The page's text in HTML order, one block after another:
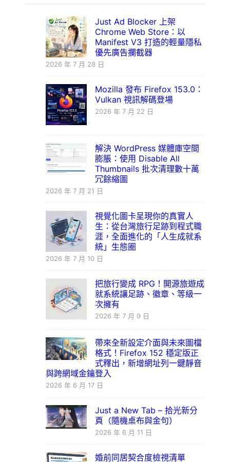
Just Ad Blocker 上架
Chrome Web Store：以
Manifest V3 打造的輕量隱私
優先廣告攔截器
2026 年 7 月 28 日
Mozilla 發布 Firefox 153.0：
Vulkan 視訊解碼登場
2026 年 7 月 22 日
解決 WordPress 媒體庫空間
膨脹：使用 Disable All
Thumbnails 批次清理數十萬
冗餘縮圖
2026 年 7 月 21 日
視覺化圖卡呈現你的真實人
生：從台灣旅行足跡到程式職
涯，全面進化的「人生成就系
統」生態圈
2026 年 7 月 10 日
把旅行變成 RPG！開源旅遊成
就系統讓足跡、徽章、等級一
次擁有
2026 年 7 月 9 日
帶來全新設定介面與未來圖檔
格式！Firefox 152 穩定版正
式釋出，新增網址列一鍵靜音
與跨網域金鑰登入
2026 年 6 月 17 日
Just a New Tab – 拾光新分
頁（隨機桌布與金句）
2026 年 6 月 11 日
婚前同居契合度檢視清單